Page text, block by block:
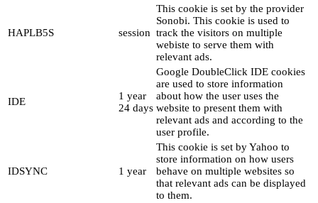
HAPLB5S session
This cookie is set by the provider
Sonobi. This cookie is used to
track the visitors on multiple
webiste to serve them with
relevant ads.
IDE
1 year
24 days
Google DoubleClick IDE cookies
are used to store information
about how the user uses the
website to present them with
relevant ads and according to the
user profile.
IDSYNC 1 year
This cookie is set by Yahoo to
store information on how users
behave on multiple websites so
that relevant ads can be displayed
to them.